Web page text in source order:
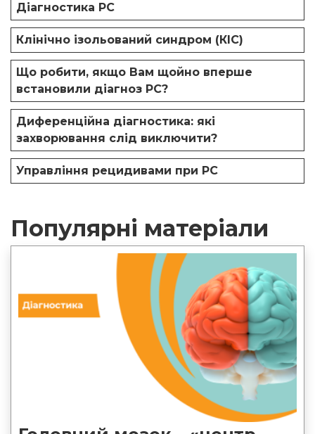
Діагностика РС
Клінічно ізольований синдром (КІС)
Що робити, якщо Вам щойно вперше
встановили діагноз РС?
Диференційна діагностика: які
захворювання слід виключити?
Управління рецидивами при РС
Популярні матеріали